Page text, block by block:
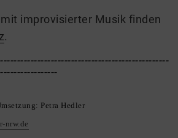
improvisierter Musik finden
.
Petra Hedler
nrw.de